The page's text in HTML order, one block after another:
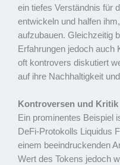
ein tiefes Verständnis für
entwickeln und halfen
aufzubauen. Gleichzeitig
Erfahrungen jedoch auch
oft kontrovers diskutiert
auf ihre Nachhaltigkeit
Kontroversen und Kritik
Ein prominentes Beispiel
DeFi-Protokolls Liquidus
einem beeindruckenden
Wert des Tokens jedoch